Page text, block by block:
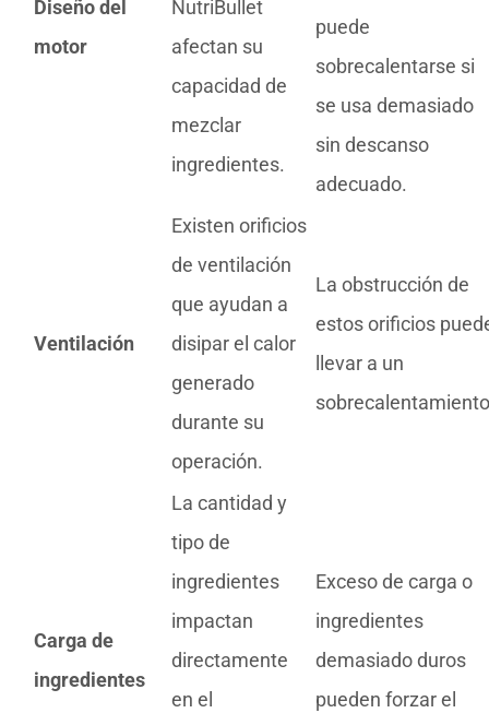
Diseño del
motor
NutriBullet
afectan su
capacidad de
mezclar
ingredientes.
puede
sobrecalentarse si
se usa demasiado
sin descanso
adecuado.
Ventilación
Existen orificios
de ventilación
que ayudan a
disipar el calor
generado
durante su
operación.
La obstrucción de
estos orificios
llevar a un
Carga de
ingredientes
La cantidad y
tipo de
ingredientes
impactan
directamente
en el
Exceso de carga o
ingredientes
demasiado duros
pueden forzar el